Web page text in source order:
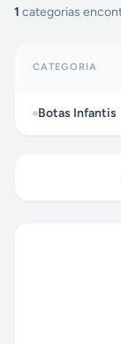
1 categorias
CATEGORIA
Botas Infantis